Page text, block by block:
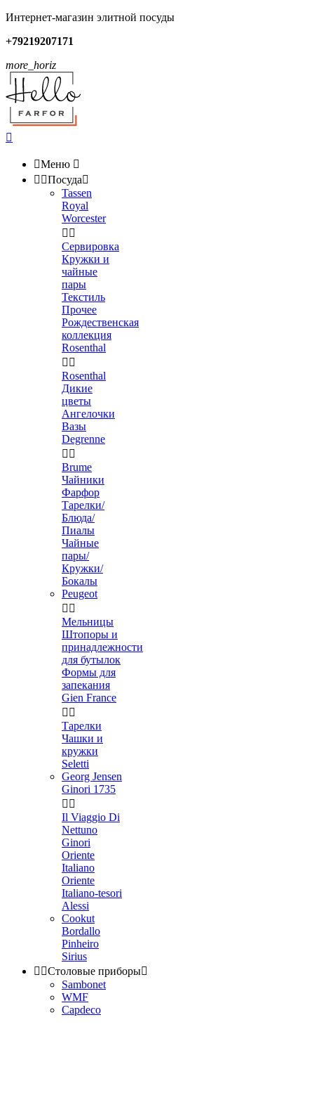
Интернет-магазин элитной посуды
+79219207171
more_horiz

Меню 
 Посуда
Tassen
Royal
Worcester
 
Сервировка
Кружки и
чайные
пары
Текстиль
Прочее
Рождественская
коллекция
Rosenthal
 
Rosenthal
Дикие
цветы
Ангелочки
Вазы
Degrenne
 
Brume
Чайники
Фарфор
Тарелки/
Блюда/
Пиалы
Чайные
пары/
Кружки/
Бокалы
Peugeot
 
Мельницы
Штопоры и
принадлежности
для бутылок
Формы для
запекания
Gien France
 
Тарелки
Чашки и
кружки
Seletti
Georg Jensen
Ginori 1735
 
Il Viaggio Di
Nettuno
Ginori
Oriente
Italiano
Oriente
Italiano-tesori
Alessi
Cookut
Bordallo
Pinheiro
Sirius
 Столовые приборы
Sambonet
WMF
Capdeco